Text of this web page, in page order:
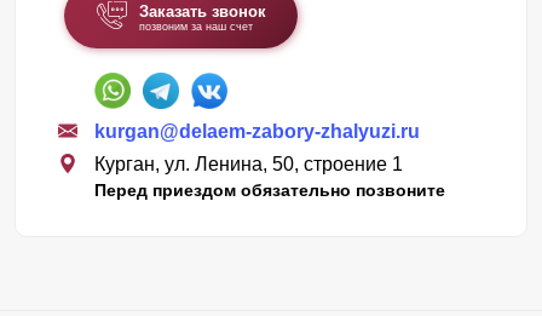
Заказать звонок
позвоним за наш счет
kurgan@delaem-zabory-zhalyuzi.ru
Курган, ул. Ленина, 50, строение 1
Перед приездом обязательно позвоните